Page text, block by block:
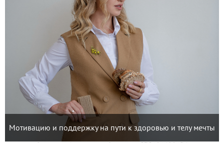
Мотивацию и поддержку на пути к здоровью и телу мечты